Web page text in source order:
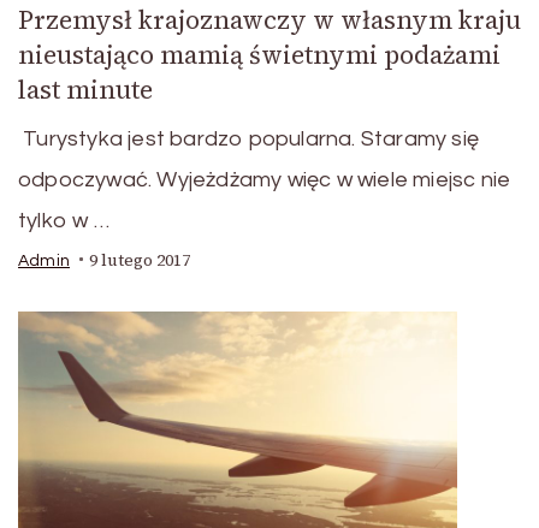
Przemysł krajoznawczy w własnym kraju
nieustająco mamią świetnymi podażami
last minute
Turystyka jest bardzo popularna. Staramy się
odpoczywać. Wyjeżdżamy więc w wiele miejsc nie
tylko w …
Admin 9 lutego 2017